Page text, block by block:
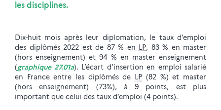
les disciplines.
Dix-huit mois après leur diplomation, le taux d’emploi
des diplômés 2022 est de 87 % en LP, 83 % en master
(hors enseignement) et 94 % en master enseignement
(graphique 27.01a). L’écart d’insertion en emploi salarié
en France entre les diplômés de LP (82 %) et master
(hors enseignement) (73%), à 9 points, est plus
important que celui des taux d’emploi (4 points).